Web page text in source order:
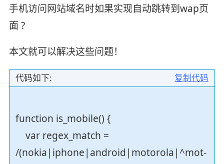
手机访问网站域名时如果实现自动跳转到wap页
面 ?
本文就可以解决这些问题！
复制代码
代码如下:
function is_mobile() {
var regex_match =
/(nokia|iphone|android|motorola|^mot-